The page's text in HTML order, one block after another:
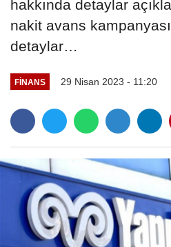
hakkında detaylar
nakit avans
detaylar…
FINANS 29 Nisan 2023 - 11:20